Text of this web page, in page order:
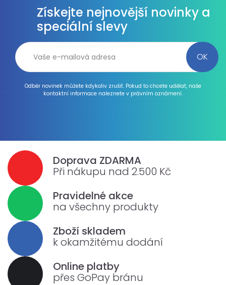
Získejte nejnovější novinky a
speciální slevy
Odběr novinek můžete kdykoliv zrušit. Pokud to chcete udělat, naše
kontaktní informace naleznete v právním oznámení.
Doprava ZDARMA
Při nákupu nad 2.500 Kč
Pravidelné akce
na všechny produkty
Zboží skladem
k okamžitému dodání
Online platby
přes GoPay bránu